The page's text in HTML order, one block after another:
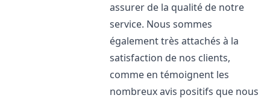
assurer de la qualité de notre
service. Nous sommes
également très attachés à la
satisfaction de nos clients,
comme en témoignent les
nombreux avis positifs que nous